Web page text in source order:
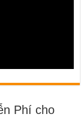
Phí cho